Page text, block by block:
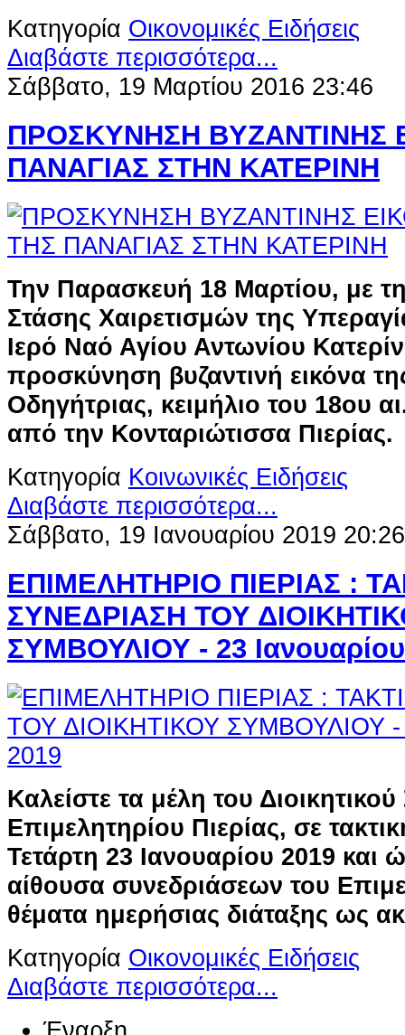
Κατηγορία Οικονομικές Ειδήσεις
Διαβάστε περισσότερα...
Σάββατο, 19 Μαρτίου 2016 23:46
ΠΡΟΣΚΥΝΗΣΗ ΒΥΖΑΝΤΙΝΗΣ
ΠΑΝΑΓΙΑΣ ΣΤΗΝ ΚΑΤΕΡΙΝΗ
Την Παρασκευή 18 Μαρτίου, με
Στάσης Χαιρετισμών της
Ιερό Ναό Αγίου Αντωνίου
προσκύνηση βυζαντινή εικόνα
Οδηγήτριας, κειμήλιο του 18ου
από την Κονταριώτισσα Πιερίας.
Κατηγορία Κοινωνικές Ειδήσεις
Διαβάστε περισσότερα...
Σάββατο, 19 Ιανουαρίου 2019 20:26
ΕΠΙΜΕΛΗΤΗΡΙΟ ΠΙΕΡΙΑΣ :
ΣΥΝΕΔΡΙΑΣΗ ΤΟΥ
ΣΥΜΒΟΥΛΙΟΥ - 23
Καλείστε τα μέλη του
Επιμελητηρίου Πιερίας, σε
Τετάρτη 23 Ιανουαρίου 2019 και
αίθουσα συνεδριάσεων του
θέματα ημερήσιας διάταξης ως
Κατηγορία Οικονομικές Ειδήσεις
Διαβάστε περισσότερα...